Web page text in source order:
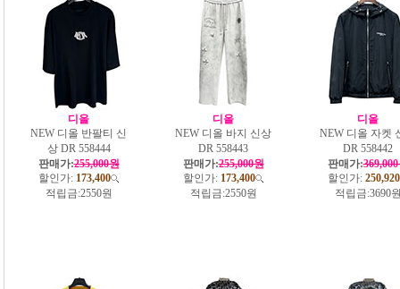
디올
NEW 디올 반팔티 신
상 DR 558444
판매가:255,000원
할인가: 173,400
적립금:2550원
디올
NEW 디올 바지 신상
DR 558443
판매가:255,000원
할인가: 173,400
적립금:2550원
디올
NEW 디올 자켓
DR 558442
판매가:
할인가: 250,920
적립금:3690